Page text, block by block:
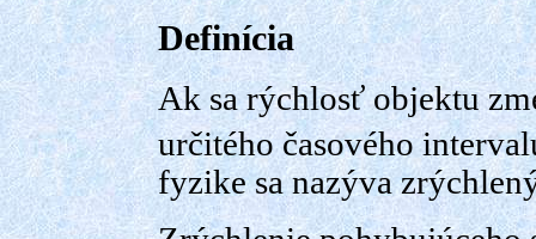
Definícia
Ak sa rýchlosť objektu
určitého časového
fyzike sa nazýva